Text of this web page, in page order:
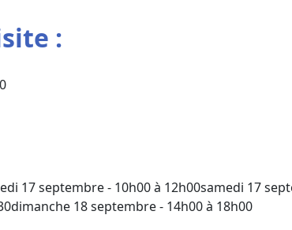
:
17 septembre - 10h00 à 12h00samedi 17
18 septembre - 14h00 à 18h00